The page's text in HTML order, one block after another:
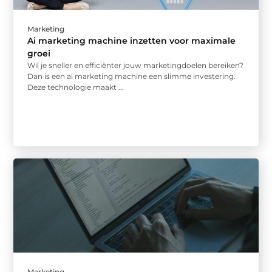
Marketing
Ai marketing machine inzetten voor maximale
groei
Wil je sneller en efficiënter jouw marketingdoelen bereiken?
Dan is een ai marketing machine een slimme investering.
Deze technologie maakt ...